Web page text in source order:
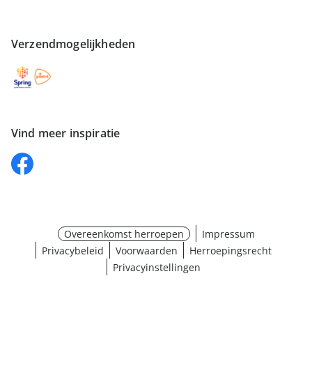
Verzendmogelijkheden
Vind meer inspiratie
Overeenkomst herroepen
Impressum
Privacybeleid
Voorwaarden
Herroepingsrecht
Privacyinstellingen